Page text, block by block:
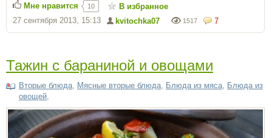
7
1517
kvitochka07
27 сентября 2013, 15:13
Мне нравится 10 В избранное
Тажин с бараниной и овощами
Вторые блюда Мясные вторые блюда Блюда из мяса Блюда из
овощей